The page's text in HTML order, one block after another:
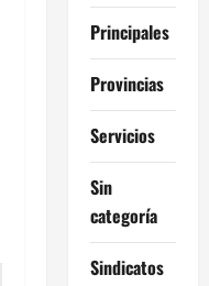
Principales
Provincias
Servicios
Sin
categoría
Sindicatos